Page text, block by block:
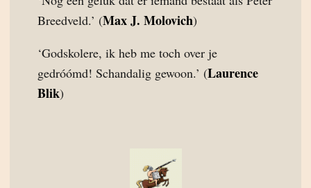
Breedveld.’ (Max J. Molovich)
‘Godskolere, ik heb me toch over je
gedróómd! Schandalig gewoon.’ (Laurence
Blik)